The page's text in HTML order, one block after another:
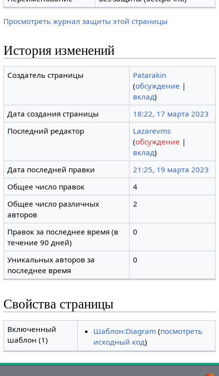
Просмотреть журнал защиты этой страницы
История изменений
Создатель страницы
Patarakin
(обсуждение |
вклад)
Дата создания страницы
18:22, 17 марта 2023
Последний редактор
Lazarevms
(обсуждение |
вклад)
Дата последней правки
21:25, 19 марта 2023
Общее число правок
4
Общее число различных
авторов
2
Правок за последнее время (в
течение 90 дней)
0
Уникальных авторов за
последнее время
0
Свойства страницы
Включенный
шаблон (1)
Шаблон:Diagram (посмотреть
исходный код)